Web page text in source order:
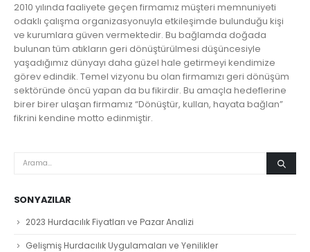
2010 yılında faaliyete geçen firmamız müşteri memnuniyeti
odaklı çalışma organizasyonuyla etkileşimde bulunduğu kişi
ve kurumlara güven vermektedir. Bu bağlamda doğada
bulunan tüm atıkların geri dönüştürülmesi düşüncesiyle
yaşadığımız dünyayı daha güzel hale getirmeyi kendimize
görev edindik. Temel vizyonu bu olan firmamızı geri dönüşüm
sektöründe öncü yapan da bu fikirdir. Bu amaçla hedeflerine
birer birer ulaşan firmamız “Dönüştür, kullan, hayata bağlan”
fikrini kendine motto edinmiştir.
SON YAZILAR
2023 Hurdacılık Fiyatları ve Pazar Analizi
Gelişmiş Hurdacılık Uygulamaları ve Yenilikler